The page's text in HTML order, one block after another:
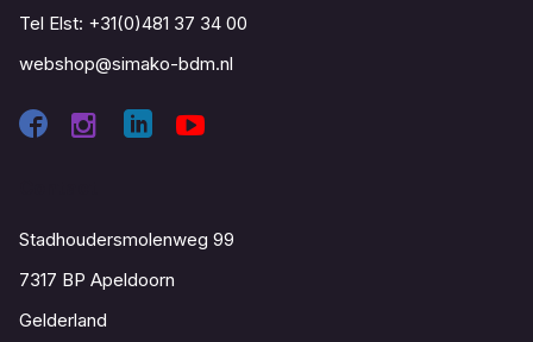
Tel Elst: +31(0)481 37 34 00
webshop@simako-bdm.nl
Stadhoudersmolenweg 99
7317 BP Apeldoorn
Gelderland